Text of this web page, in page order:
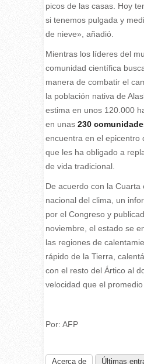
picos de las casas. Hoy
si tenemos pulgada y
de nieve», añadió.
Mientras los líderes del
comunidad científica
manera de combatir el
la población nativa de
estima en unos 120.000
en unas 230
encuentra en el epicentro
que les ha obligado a
de vida tradicional.
De acuerdo con la Cuarta
nacional del clima, un
por el Congreso y
noviembre, el estado se
las regiones de
rápido de la Tierra,
con el resto del Ártico al
velocidad que el promedio
Por: AFP
Acerca de Últimas